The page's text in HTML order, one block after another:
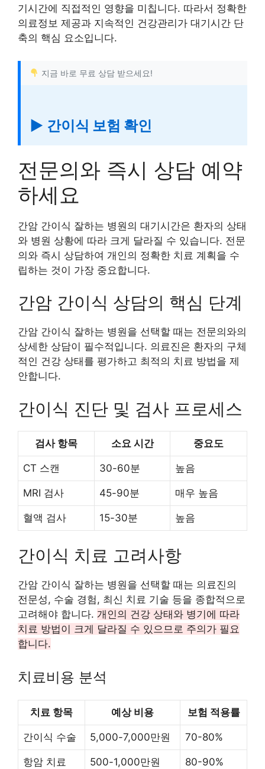
기시간에 직접적인 영향을 미칩니다. 따라서 정확한
의료정보 제공과 지속적인 건강관리가 대기시간 단
축의 핵심 요소입니다.
지금 바로 무료 상담 받으세요!
▶ 간이식 보험 확인
전문의와 즉시 상담 예약
하세요
간암 간이식 잘하는 병원의 대기시간은 환자의 상태
와 병원 상황에 따라 크게 달라질 수 있습니다. 전문
의와 즉시 상담하여 개인의 정확한 치료 계획을 수
립하는 것이 가장 중요합니다.
간암 간이식 상담의 핵심 단계
간암 간이식 잘하는 병원을 선택할 때는 전문의와의
상세한 상담이 필수적입니다. 의료진은 환자의 구체
적인 건강 상태를 평가하고 최적의 치료 방법을 제
안합니다.
간이식 진단 및 검사 프로세스
검사 항목 소요 시간 중요도
CT 스캔 30-60분 높음
MRI 검사 45-90분 매우 높음
혈액 검사 15-30분 높음
간이식 치료 고려사항
간암 간이식 잘하는 병원을 선택할 때는 의료진의
전문성, 수술 경험, 최신 치료 기술 등을 종합적으로
고려해야 합니다. 개인의 건강 상태와 병기에 따라
치료 방법이 크게 달라질 수 있으므로 주의가 필요
합니다.
치료비용 분석
치료 항목 예상 비용 보험 적용률
간이식 수술 5,000-7,000만원 70-80%
항암 치료 500-1,000만원 80-90%